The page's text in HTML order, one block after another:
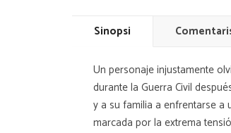
Sinopsi
Un personaje injustamente
durante la Guerra Civil
y a su familia a enfrentarse a
marcada por la extrema